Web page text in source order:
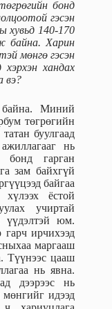
бонд
гэсэн
хувьд 140-170
байна. Харин
мөнгө гэсэн
хандах
вэ?
Миний
төгрөгийн
буулгаад
нь
бонд гарган
зам байхгүй
байгаа
ёстой
учиртай
үүдэлтэй юм.
ирчихээд
маргааш
Түүнээс цааш
нь явна.
дээрээс нь
идээд